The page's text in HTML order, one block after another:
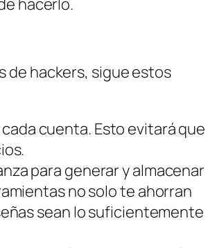
hacerlo.
de hackers, sigue estos
cuenta. Esto evitará que
para generar y almacenar
no solo te ahorran
sean lo suficientemente